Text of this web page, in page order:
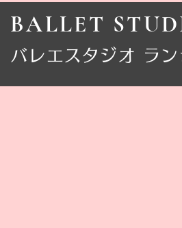
BALLET
バレエスタジオ ラン